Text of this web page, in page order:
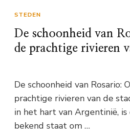
STEDEN
De schoonheid van
de prachtige rivieren
De schoonheid van Rosario:
prachtige rivieren van de
in het hart van Argentinië,
bekend staat om …